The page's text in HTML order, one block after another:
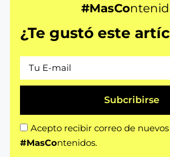
#MasCo
¿Te gustó este
Acepto recibir correo de
#MasContenidos.
Subcribirse